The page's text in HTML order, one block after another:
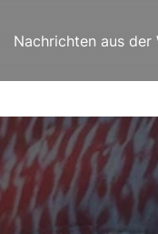
Nachrichten aus der